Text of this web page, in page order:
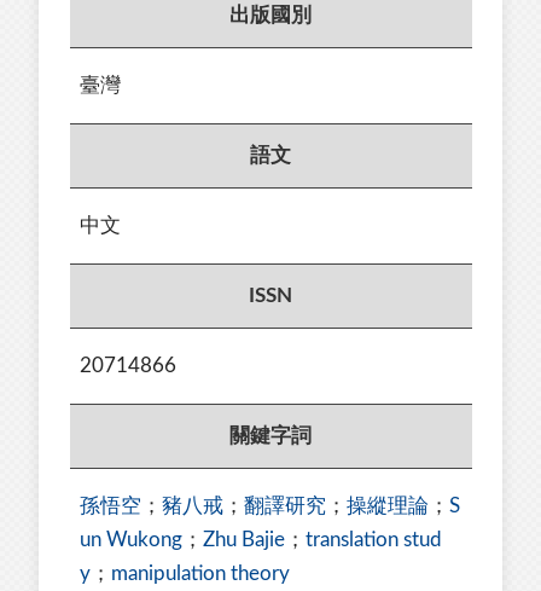
出版國別
臺灣
語文
中文
ISSN
20714866
關鍵字詞
孫悟空 ； 豬八戒 ； 翻譯研究 ； 操縱理論 ； S
un Wukong ； Zhu Bajie ； translation stud
y ； manipulation theory